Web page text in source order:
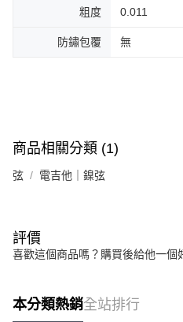
粗度 0.011
防鏽包覆 無
商品相關分類 (1)
弦 電吉他｜鎳弦
評價
喜歡這個商品嗎？購買後給他一個
本分類熱銷全站排行